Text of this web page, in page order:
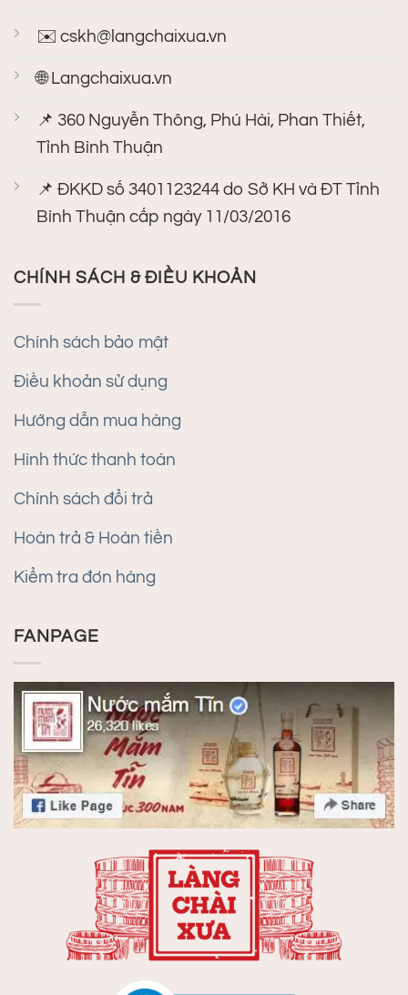
✉️ cskh@langchaixua.vn
🌐 Langchaixua.vn
📌 360 Nguyễn Thông, Phú Hài, Phan Thiết,
Tỉnh Bình Thuận
📌 ĐKKD số 3401123244 do Sở KH và ĐT Tỉnh
Bình Thuận cấp ngày 11/03/2016
CHÍNH SÁCH & ĐIỀU KHOẢN
Chính sách bảo mật
Điều khoản sử dụng
Hướng dẫn mua hàng
Hình thức thanh toán
Chính sách đổi trả
Hoàn trả & Hoàn tiền
Kiểm tra đơn hàng
FANPAGE